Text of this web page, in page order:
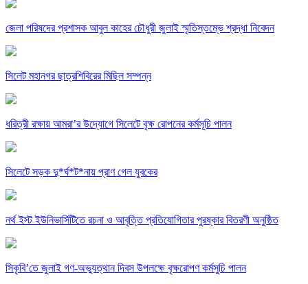
জেলা পরিষদের প্রশাসক আবুল কাহের চৌধুরী জুলাই স্মৃতিস্তম্ভে শ্রদ্ধা নিবেদন
সিলেট মহানগর ছাত্রশিবিরের মিছিল সম্পন্ন
ধরিত্রী রক্ষায় আমরা’র উদ্যোগে সিলেটে বৃক্ষ রোপনের কর্মসূচি পালন
সিলেটে সড়ক দু*র্ঘ*ট*নায় প্রাণ গেল যুবকের
নর্থ ইস্ট ইউনিভার্সিটিতে রচনা ও আবৃত্তি প্রতিযোগিতার পুরষ্কার বিতরণী অনুষ্ঠিত
সিকৃবি’তে জুলাই গণ-অভ্যুত্থান দিবস উপলক্ষে বৃক্ষরোপণ কর্মসুচি পালন